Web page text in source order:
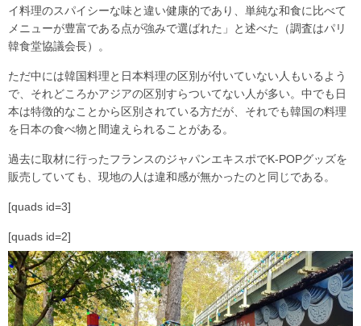
イ料理のスパイシーな味と違い健康的であり、単純な和食に比べて
メニューが豊富である点が強みで選ばれた」と述べた（調査はパリ
韓食堂協議会長）。
ただ中には韓国料理と日本料理の区別が付いていない人もいるよう
で、それどころかアジアの区別すらついてない人が多い。中でも日
本は特徴的なことから区別されている方だが、それでも韓国の料理
を日本の食べ物と間違えられることがある。
過去に取材に行ったフランスのジャパンエキスポでK-POPグッズを
販売していても、現地の人は違和感が無かったのと同じである。
[quads id=3]
[quads id=2]